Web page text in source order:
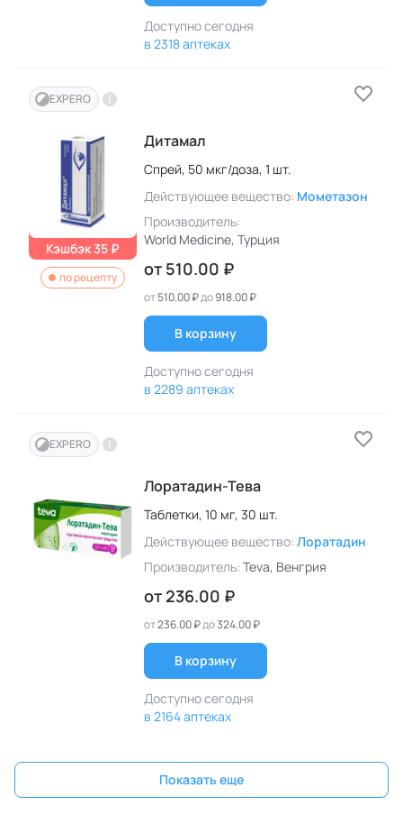
Доступно сегодня
в 2318 аптеках
EXPERO
Кэшбэк 35 ₽
по рецепту
Дитамал
Спрей, 50 мкг/доза, 1 шт.
Действующее вещество: Мометазон
Производитель:
World Medicine, Турция
от 510.00 ₽
от510.00 ₽до918.00 ₽
В корзину
Доступно сегодня
в 2289 аптеках
EXPERO
Лоратадин-Тева
Таблетки, 10 мг, 30 шт.
Действующее вещество: Лоратадин
Производитель: Teva, Венгрия
от 236.00 ₽
от236.00 ₽до324.00 ₽
В корзину
Доступно сегодня
в 2164 аптеках
Показать еще